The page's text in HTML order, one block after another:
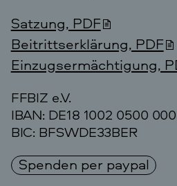
Satzung, PDF
Beitrittserklärung, PDF
Einzugsermächtigung,
FFBIZ e.V.
IBAN: DE18 1002 0500
BIC: BFSWDE33BER